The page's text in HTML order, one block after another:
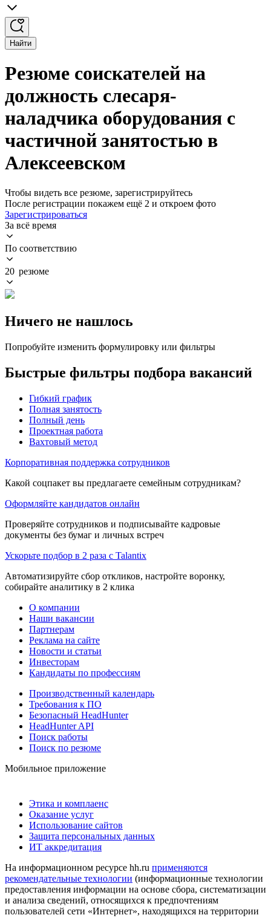
Найти
Резюме соискателей на
должность слесаря-
наладчика оборудования с
частичной занятостью в
Алексеевском
Чтобы видеть все резюме, зарегистрируйтесь
После регистрации покажем ещё 2 и откроем фото
Зарегистрироваться
За всё время
По соответствию
20 резюме
Ничего не нашлось
Попробуйте изменить формулировку или фильтры
Быстрые фильтры подбора вакансий
Гибкий график
Полная занятость
Полный день
Проектная работа
Вахтовый метод
Корпоративная поддержка сотрудников
Какой соцпакет вы предлагаете семейным сотрудникам?
Оформляйте кандидатов онлайн
Проверяйте сотрудников и подписывайте кадровые
документы без бумаг и личных встреч
Ускорьте подбор в 2 раза с Talantix
Автоматизируйте сбор откликов, настройте воронку,
собирайте аналитику в 2 клика
О компании
Наши вакансии
Партнерам
Реклама на сайте
Новости и статьи
Инвесторам
Кандидаты по профессиям
Производственный календарь
Требования к ПО
Безопасный HeadHunter
HeadHunter API
Поиск работы
Поиск по резюме
Мобильное приложение
Этика и комплаенс
Оказание услуг
Использование сайтов
Защита персональных данных
ИТ аккредитация
На информационном ресурсе hh.ru применяются
рекомендательные технологии (информационные технологии
предоставления информации на основе сбора, систематизации
и анализа сведений, относящихся к предпочтениям
пользователей сети «Интернет», находящихся на территории